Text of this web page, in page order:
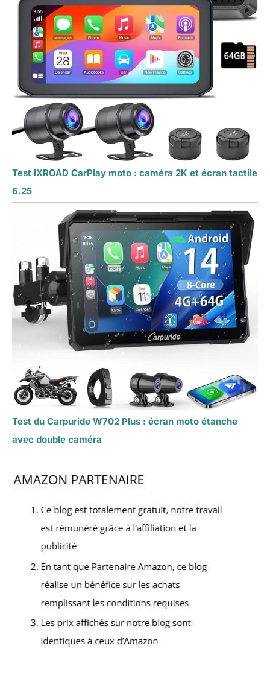
Test IXROAD CarPlay moto : caméra 2K et écran tactile
6.25
Test du Carpuride W702 Plus : écran moto étanche
avec double caméra